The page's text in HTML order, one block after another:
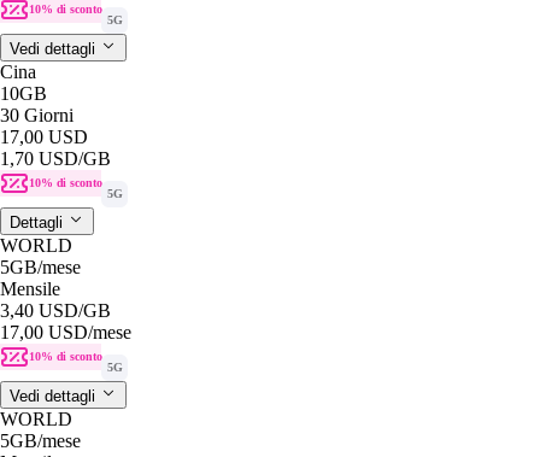
10% di sconto
5G
Vedi dettagli
Cina
10GB
30 Giorni
17,00 USD
1,70 USD/GB
10% di sconto
5G
Dettagli
WORLD
5GB/mese
Mensile
3,40 USD/GB
17,00 USD/mese
10% di sconto
5G
Vedi dettagli
WORLD
5GB/mese